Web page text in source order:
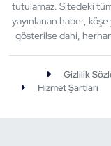
tutulamaz. Sitedeki
yayınlanan haber, köşe
gösterilse dahi,
Gizlilik
Hizmet Şartları